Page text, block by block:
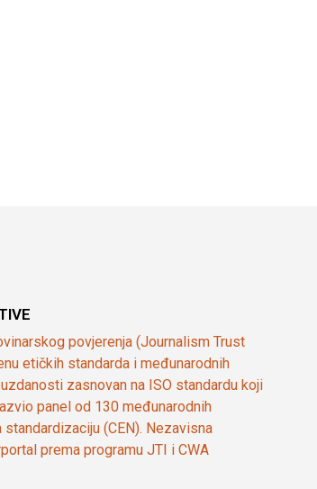
povjerenja (Journalism Trust
etičkih standarda i međunarodnih
zasnovan na ISO standardu koji
panel od 130 međunarodnih
(CEN). Nezavisna
prema programu JTI i CWA